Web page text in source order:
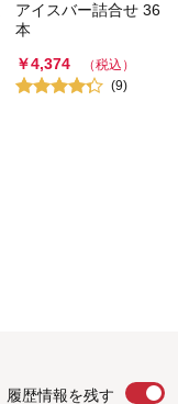
アイスバー詰合せ 36
本
￥4,374
（税込）
(9)
履歴情報を残す